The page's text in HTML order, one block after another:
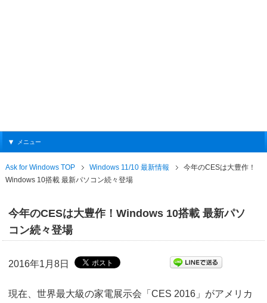
メニュー
Ask for Windows TOP Windows 11/10 最新情報
今年のCESは大豊作！
Windows 10搭載 最新パソコン続々登場
今年のCESは大豊作！Windows 10搭載 最新パソ
コン続々登場
2016年1月8日
現在、世界最大級の家電展示会「CES 2016」がアメリカ